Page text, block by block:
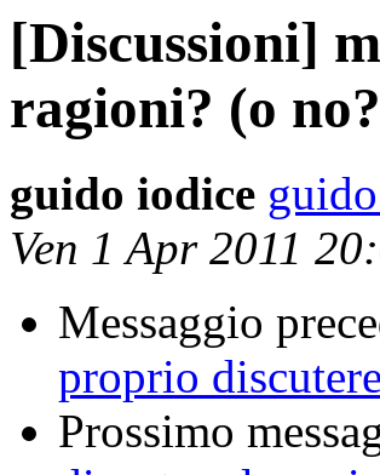
[Discussioni]
ragioni? (o
guido iodice
Ven 1 Apr 2011
Messaggio
proprio
Prossimo